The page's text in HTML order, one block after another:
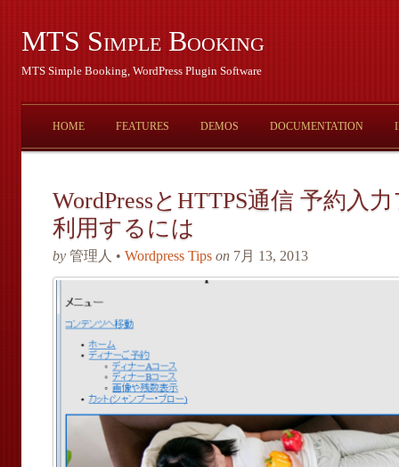
MTS Simple Booking
MTS Simple Booking, WordPress Plugin Software
HOME FEATURES DEMOS DOCUMENTATION
WordPressとHTTPS通信 予約入
利用するには
by 管理人 • Wordpress Tips on 7月 13, 2013